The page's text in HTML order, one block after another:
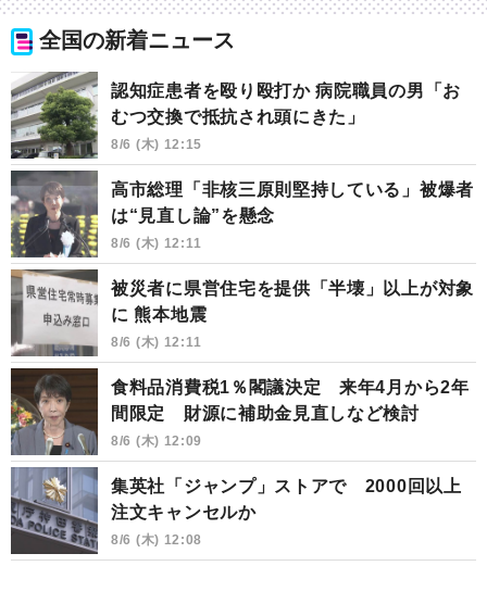
全国の新着ニュース
認知症患者を殴り殴打か 病院職員の男「お
むつ交換で抵抗され頭にきた」
8/6 (木) 12:15
高市総理「非核三原則堅持している」被爆者
は“見直し論”を懸念
8/6 (木) 12:11
被災者に県営住宅を提供「半壊」以上が対象
に 熊本地震
8/6 (木) 12:11
食料品消費税1％閣議決定 来年4月から2年
間限定 財源に補助金見直しなど検討
8/6 (木) 12:09
集英社「ジャンプ」ストアで 2000回以上
注文キャンセルか
8/6 (木) 12:08